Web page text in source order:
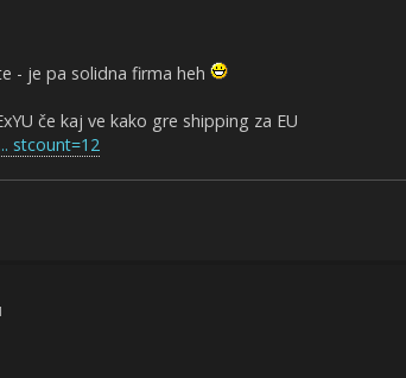
- je pa solidna firma heh
če kaj ve kako gre shipping za EU
stcount=12